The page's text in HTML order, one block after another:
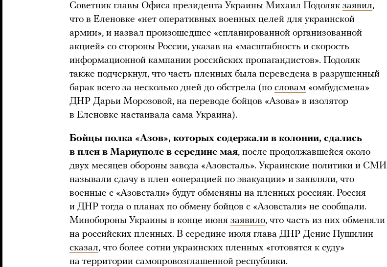
Советник главы Офиса президента Украины Михаил Подоляк заявил,
что в Еленовке «нет оперативных военных целей для украинской
армии», и назвал произошедшее «спланированной организованной
акцией» со стороны России, указав на «масштабность и скорость
информационной кампании российских пропагандистов». Подоляк
также подчеркнул, что часть пленных была переведена в разрушенный
барак всего за несколько дней до обстрела (по словам «омбудсмена»
ДНР Дарьи Морозовой, на переводе бойцов «Азова» в изолятор
в Еленовке настаивала сама Украина).
Бойцы полка «Азов», которых содержали в колонии, сдались
в плен в Мариуполе в середине мая, после продолжавшейся около
двух месяцев обороны завода «Азовсталь». Украинские политики и СМИ
называли сдачу в плен «операцией по эвакуации» и заявляли, что
военные с «Азовстали» будут обменяны на пленных россиян. Россия
и ДНР тогда о планах по обмену бойцов с «Азовстали» не сообщали.
Минобороны Украины в конце июня заявило, что часть из них обменяли
на российских пленных. В середине июля глава ДНР Денис Пушилин
сказал, что более сотни украинских пленных «готовятся к суду»
на территории самопровозглашенной республики.